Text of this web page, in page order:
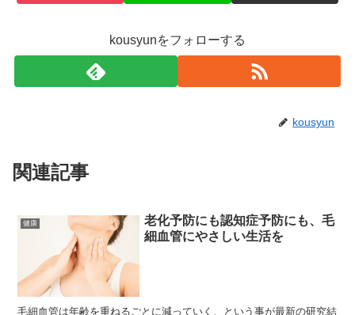
kousyunをフォローする
kousyun
関連記事
健康
老化予防にも認知症予防にも、毛
細血管にやさしい生活を
毛細血管は年齢を重ねるごとに減っていく、という事が最新の研究結